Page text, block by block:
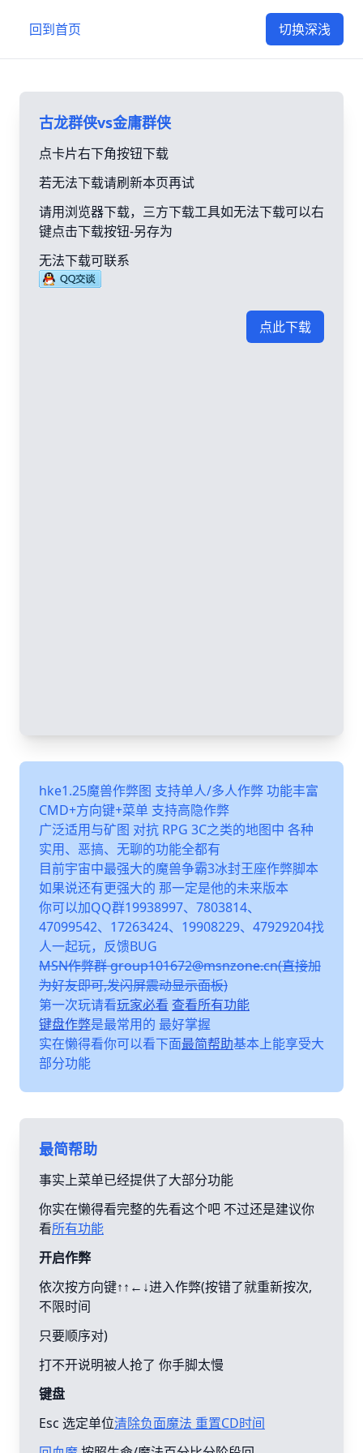
回到首页 切换深浅
古龙群侠vs金庸群侠
点卡片右下角按钮下载
若无法下载请刷新本页再试
请用浏览器下载，三方下载工具如无法下载可以右
键点击下载按钮-另存为
无法下载可联系
点此下载
hke1.25魔兽作弊图 支持单人/多人作弊 功能丰富
CMD+方向键+菜单 支持高隐作弊
广泛适用与矿图 对抗 RPG 3C之类的地图中 各种
实用、恶搞、无聊的功能全都有
目前宇宙中最强大的魔兽争霸3冰封王座作弊脚本
如果说还有更强大的 那一定是他的未来版本
你可以加QQ群19938997、7803814、
47099542、17263424、19908229、47929204找
人一起玩，反馈BUG
MSN作弊群 group101672@msnzone.cn(直接加
为好友即可,发闪屏震动显示面板)
第一次玩请看玩家必看 查看所有功能
键盘作弊是最常用的 最好掌握
实在懒得看你可以看下面最简帮助基本上能享受大
部分功能
最简帮助
事实上菜单已经提供了大部分功能
你实在懒得看完整的先看这个吧 不过还是建议你
看所有功能
开启作弊
依次按方向键↑↑←↓进入作弊(按错了就重新按次,
不限时间
只要顺序对)
打不开说明被人抢了 你手脚太慢
键盘
Esc 选定单位清除负面魔法 重置CD时间